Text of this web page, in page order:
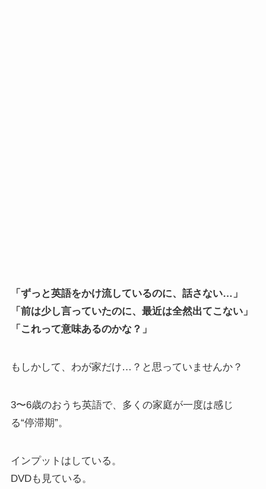
「ずっと英語をかけ流しているのに、話さない…」
「前は少し言っていたのに、最近は全然出てこない」
「これって意味あるのかな？」
もしかして、わが家だけ…？と思っていませんか？
3〜6歳のおうち英語で、多くの家庭が一度は感じ
る“停滞期”。
インプットはしている。
DVDも見ている。